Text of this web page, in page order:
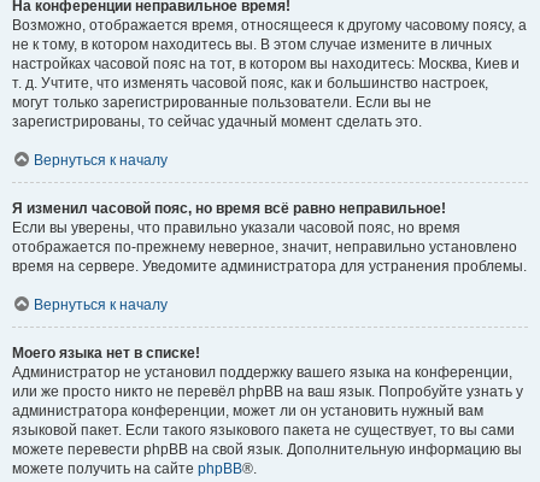
На конференции неправильное время!
Возможно, отображается время, относящееся к другому часовому поясу, а
не к тому, в котором находитесь вы. В этом случае измените в личных
настройках часовой пояс на тот, в котором вы находитесь: Москва, Киев и
т. д. Учтите, что изменять часовой пояс, как и большинство настроек,
могут только зарегистрированные пользователи. Если вы не
зарегистрированы, то сейчас удачный момент сделать это.
Вернуться к началу
Я изменил часовой пояс, но время всё равно неправильное!
Если вы уверены, что правильно указали часовой пояс, но время
отображается по-прежнему неверное, значит, неправильно установлено
время на сервере. Уведомите администратора для устранения проблемы.
Вернуться к началу
Моего языка нет в списке!
Администратор не установил поддержку вашего языка на конференции,
или же просто никто не перевёл phpBB на ваш язык. Попробуйте узнать у
администратора конференции, может ли он установить нужный вам
языковой пакет. Если такого языкового пакета не существует, то вы сами
можете перевести phpBB на свой язык. Дополнительную информацию вы
можете получить на сайте phpBB®.